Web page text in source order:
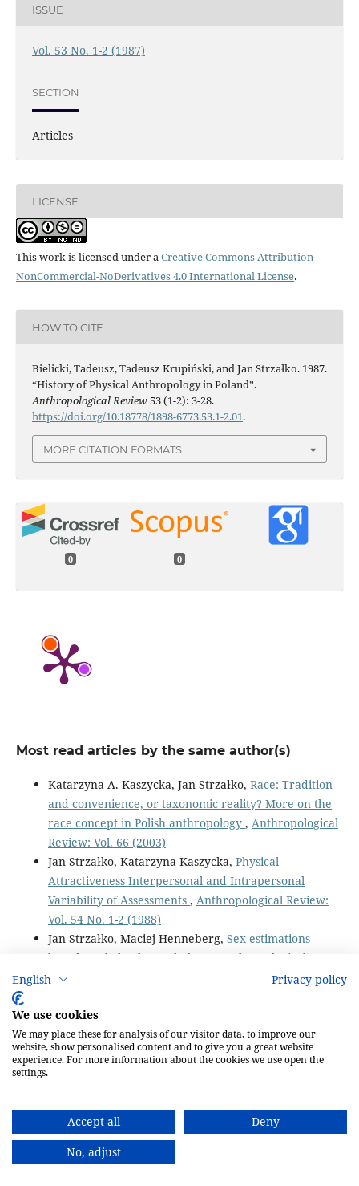
English Privacy policy
We use cookies
We may place these for analysis of our visitor data, to improve our
website, show personalised content and to give you a great website
experience. For more information about the cookies we use open the
settings.
Accept all
Deny
No, adjust
ISSUE
Vol. 53 No. 1-2 (1987)
SECTION
Articles
LICENSE
This work is licensed under aCreative Commons Attribution-
NonCommercial-NoDerivatives 4.0 International License.
HOW TO CITE
Bielicki, Tadeusz, Tadeusz Krupiński, and Jan Strzałko. 1987.
“History of Physical Anthropology in Poland”.
Anthropological Review53 (1-2): 3-28.
https://doi.org/10.18778/1898-6773.53.1-2.01.
MORE CITATION FORMATS
0 0
Most read articles by the same author(s)
Katarzyna A. Kaszycka, Jan Strzałko, Race: Tradition
and convenience, or taxonomic reality? More on the
race concept in Polish anthropology , Anthropological
Review: Vol. 66 (2003)
Jan Strzałko, Katarzyna Kaszycka, Physical
Attractiveness Interpersonal and Intrapersonal
Variability of Assessments , Anthropological Review:
Vol. 54 No. 1-2 (1988)
Jan Strzałko, Maciej Henneberg, Sex estimations
based on skeletal morphology
Anthropological
Review: Vol. 41 No. 1 (1975)
attractiveness
Maciej Henneberg, Janusz Piontek, Jan Strzałko,
Anthropological analysis of the early neolithic human
mandible from Jebel Nabta (Egypt, Western Desert)
Jan Strzałko, Janusz Piontek, Maciej Henneberg,
Anthropology and biological changes of human
populations,Anthropological Review: Vol. 41 No. 2
(1975)